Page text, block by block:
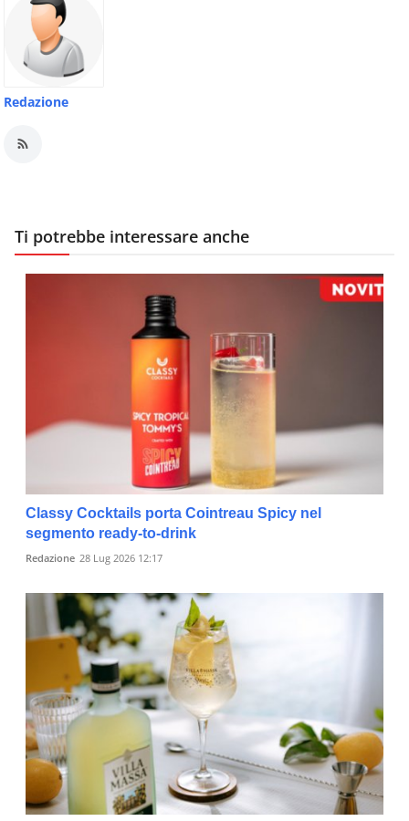
Redazione
Ti potrebbe interessare anche
Classy Cocktails porta Cointreau Spicy nel
segmento ready-to-drink
Redazione 28 Lug 2026 12:17